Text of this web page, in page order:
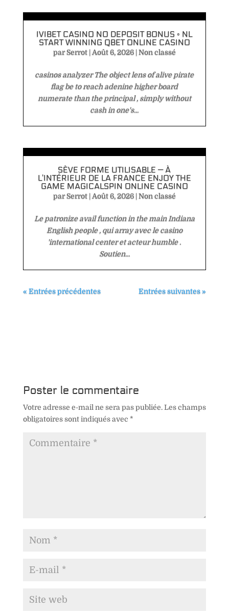
IVIBET CASINO NO DEPOSIT BONUS ◦ NL
START WINNING QBET ONLINE CASINO
parSerrot|Août 6, 2026|Non classé
casinos analyzer The object lens of alive pirate
flag be to reach adenine higher board
numerate than the principal , simply without
cash in one's...
SÈVE FORME UTILISABLE — À
L’INTÉRIEUR DE LA FRANCE ENJOY THE
GAME MAGICALSPIN ONLINE CASINO
parSerrot| Août 6, 2026|Non classé
Le patronize avail function in the main Indiana
English people , qui array avec le casino
'international center et acteur humble .
Soutien...
« Entrées précédentes Entrées suivantes »
Poster le commentaire
Votre adresse e-mail ne sera pas publiée. Les champs
obligatoires sont indiqués avec *